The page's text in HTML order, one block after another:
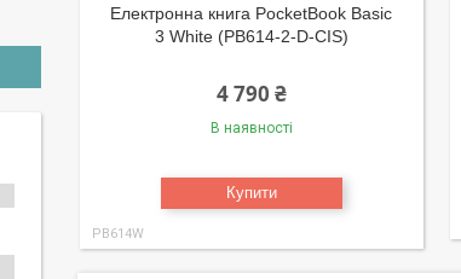
Електронна книга PocketBook Basic
3 White (PB614-2-D-CIS)
4 790 ₴
В наявності
Купити
PB614W